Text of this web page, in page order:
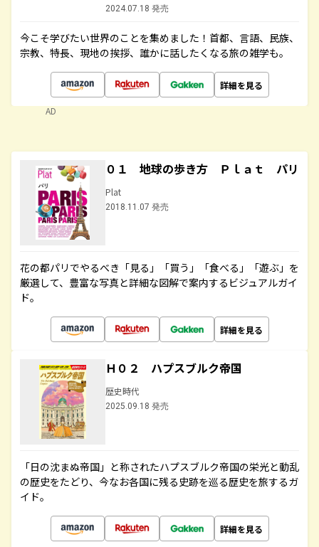
2024.07.18 発売
今こそ学びたい世界のことを集めました！首都、言語、民族、
宗教、特長、現地の挨拶、誰かに話したくなる旅の雑学も。
詳細を見る
AD
０１ 地球の歩き方 Ｐｌａｔ パリ
Plat
2018.11.07 発売
花の都パリでやるべき「見る」「買う」「食べる」「遊ぶ」を
厳選して、豊富な写真と詳細な図解で案内するビジュアルガイ
ド。
詳細を見る
Ｈ０２ ハプスブルク帝国
歴史時代
2025.09.18 発売
「日の沈まぬ帝国」と称されたハプスブルク帝国の栄光と動乱
の歴史をたどり、今なお各国に残る史跡を巡る歴史を旅するガ
イド。
詳細を見る